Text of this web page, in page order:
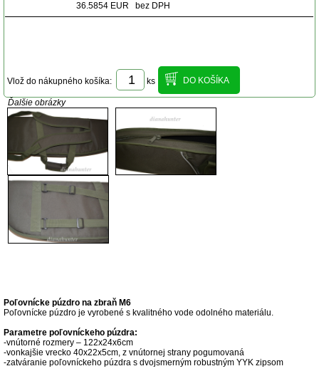
36.5854 EUR bez DPH
Vlož do nákupného košíka: ks
Ďalšie obrázky
Poľovnícke púzdro na zbraň M6
Poľovnícke púzdro je vyrobené s kvalitného vode odolného materiálu.
Parametre poľovníckeho púzdra:
-vnútorné rozmery – 122x24x6cm
-vonkajšie vrecko 40x22x5cm, z vnútornej strany pogumovaná
-zatváranie poľovníckeho púzdra s dvojsmerným robustným YYK zipsom